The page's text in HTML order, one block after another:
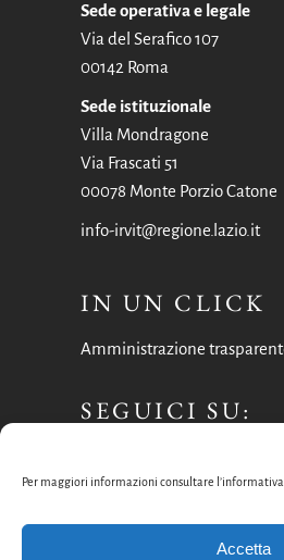
Per maggiori informazioni consultare l’informativa
Accetta
Sede operativa e legale
Via del Serafico 107
00142 Roma
Sede istituzionale
Villa Mondragone
Via Frascati 51
00078 Monte Porzio Catone
info-irvit@regione.lazio.it
IN UN CLICK
Amministrazione
SEGUICI SU: